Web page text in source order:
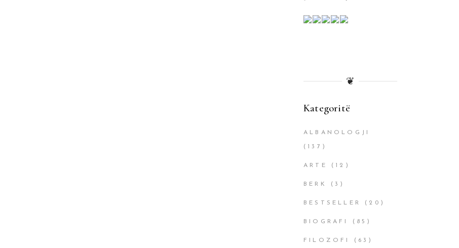
❦
Kategoritë
ALBANOLOGJI
(137)
ARTE (12)
BERK (3)
BESTSELLER (20)
BIOGRAFI (85)
FILOZOFI (63)